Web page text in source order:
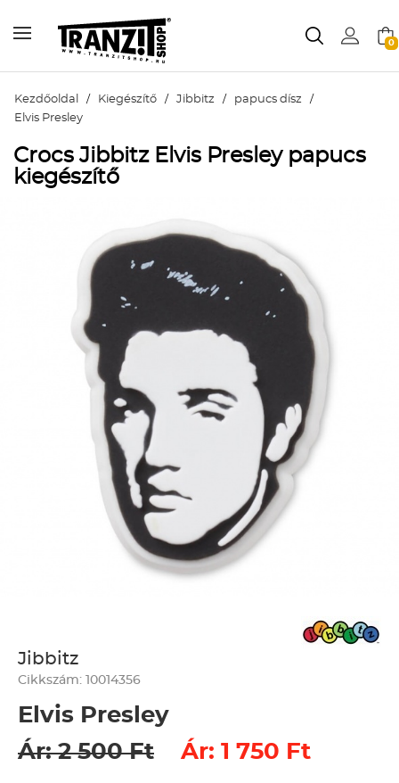
0
Kezdőoldal / Kiegészítő / Jibbitz / papucs dísz /
Elvis Presley
Crocs Jibbitz Elvis Presley papucs
kiegészítő
Jibbitz
Cikkszám: 10014356
Elvis Presley
Ár: 2 500 Ft
Ár: 1 750 Ft